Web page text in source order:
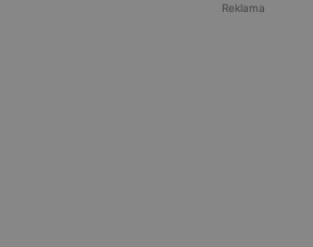
Reklama